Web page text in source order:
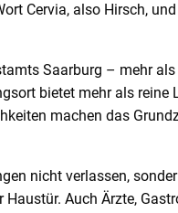
Cervia, also Hirsch,
Saarburg – mehr
bietet mehr als reine
machen das
nicht verlassen,
Auch Ärzte,